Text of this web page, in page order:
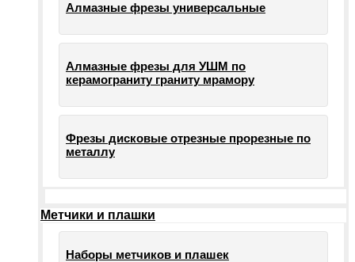
Алмазные фрезы универсальные
Алмазные фрезы для УШМ по
керамограниту граниту мрамору
Фрезы дисковые отрезные прорезные по
металлу
Метчики и плашки
Наборы метчиков и плашек